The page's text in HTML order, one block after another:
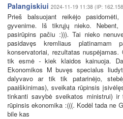
Palangiskiui 2024-11-19 11:38 (IP:
Prieš balsuojant reikėjo
gyvenime. Iš tikrųjų nieko.
pasirūpins pačiu :))). Tai nieko
pasidavęs kremliaus platinamam
konservatoriai, rezultatas
tik esmė - kiek klaidos kainuoja.
Ekonomikos M buvęs specialus
dalyvavo ar tik tik patarinėjo,
paaiškinimas), sveikata rūpinsis
tinkanti savybė sveikatos ministrui)
rūpinsis ekonomika :(((. Kodėl tada ne
bile kas